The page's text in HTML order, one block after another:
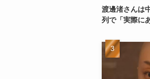
渡邊渚さんは
列で「実際に